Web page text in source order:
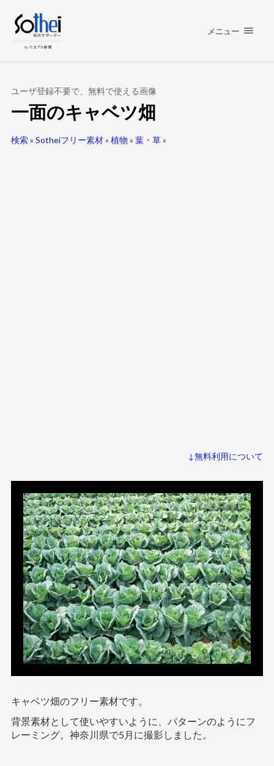
メニュー
ユーザ登録不要で、無料で使える画像
一面のキャベツ畑
検索» Sotheiフリー素材» 植物 » 葉・草»
↓無料利用について
キャベツ畑のフリー素材です。
背景素材として使いやすいように、パターンのようにフ
レーミング。神奈川県で5月に撮影しました。